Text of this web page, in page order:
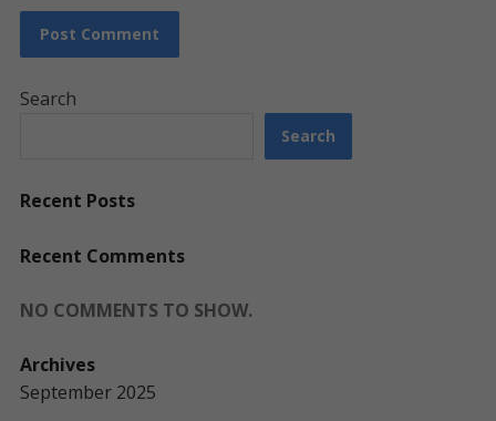
Search
Search
Recent Posts
Recent Comments
NO COMMENTS TO SHOW.
Archives
September 2025